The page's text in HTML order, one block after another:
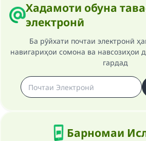
Хадамоти обуна
электронӣ
Ба рӯйхати почтаи электронӣ
навигариҳои сомона ва навсозиҳои
гардад
Барномаи